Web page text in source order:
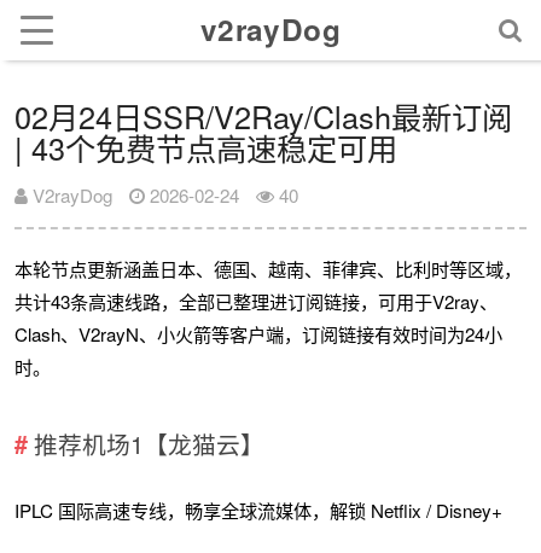
v2rayDog
02月24日SSR/V2Ray/Clash最新订阅
| 43个免费节点高速稳定可用
V2rayDog 2026-02-24 40
本轮节点更新涵盖日本、德国、越南、菲律宾、比利时等区域，
共计43条高速线路，全部已整理进订阅链接，可用于V2ray、
Clash、V2rayN、小火箭等客户端，订阅链接有效时间为24小
时。
推荐机场1【龙猫云】
IPLC 国际高速专线，畅享全球流媒体，解锁 Netflix / Disney+